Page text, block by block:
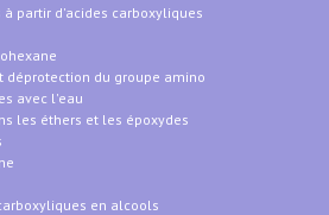
à partir d'acides carboxyliques
déprotection du groupe amino
avec l'eau
les éthers et les époxydes
en alcools